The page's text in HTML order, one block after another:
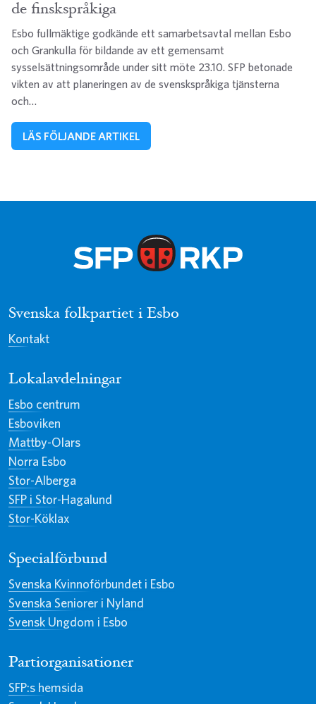
de finskspråkiga
Esbo fullmäktige godkände ett samarbetsavtal mellan Esbo
och Grankulla för bildande av ett gemensamt
sysselsättningsområde under sitt möte 23.10. SFP betonade
vikten av att planeringen av de svenskspråkiga tjänsterna
och…
LÄS FÖLJANDE ARTIKEL
Svenska folkpartiet i Esbo
Kontakt
Lokalavdelningar
Esbo centrum
Esboviken
Mattby-Olars
Norra Esbo
Stor-Alberga
SFP i Stor-Hagalund
Stor-Köklax
Specialförbund
Svenska Kvinnoförbundet i Esbo
Svenska Seniorer i Nyland
Svensk Ungdom i Esbo
Partiorganisationer
SFP:s hemsida